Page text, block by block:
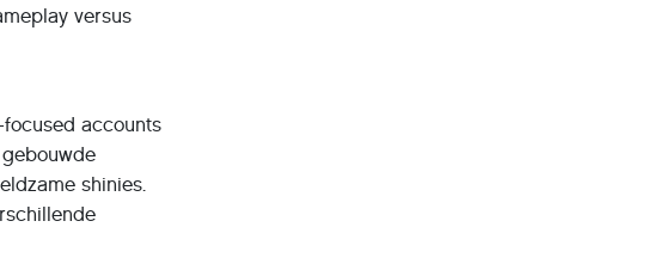
versus
accounts
shinies.